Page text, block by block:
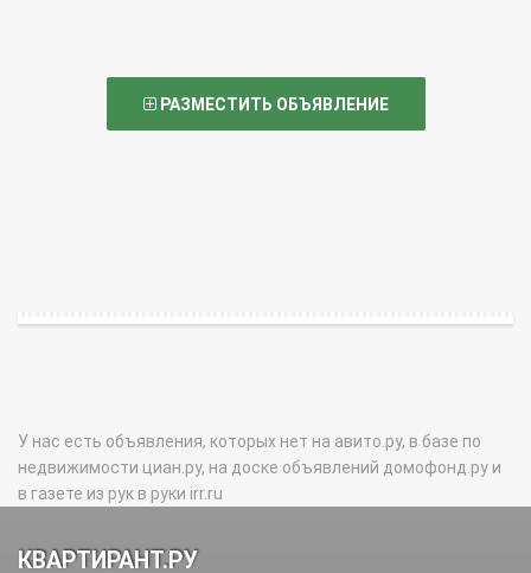
РАЗМЕСТИТЬ ОБЪЯВЛЕНИЕ
У нас есть объявления, которых нет на авито.ру, в базе по
недвижимости циан.ру, на доске объявлений домофонд.ру и
в газете из рук в руки irr.ru
КВАРТИРАНТ.РУ